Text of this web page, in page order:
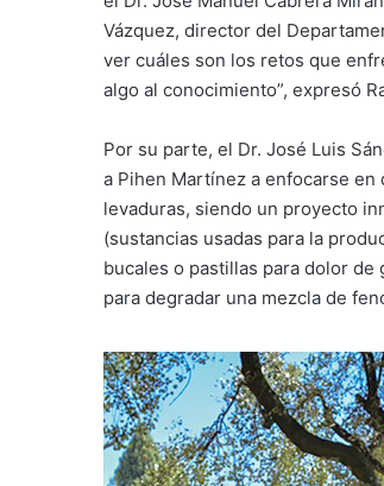
Vázquez, director del
ver cuáles son los retos que
algo al conocimiento”, expresó
Por su parte, el Dr. José Luis
a Pihen Martínez a enfocarse
levaduras, siendo un proyecto
(sustancias usadas para la
bucales o pastillas para dolor
para degradar una mezcla de